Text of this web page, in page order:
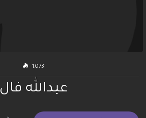
1,073
عبدالله فال